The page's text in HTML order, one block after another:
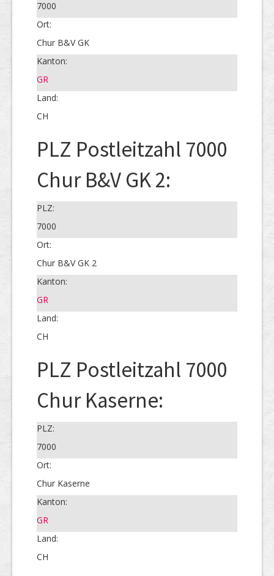
7000
Ort:
Chur B&V GK
Kanton:
GR
Land:
CH
PLZ Postleitzahl 7000
Chur B&V GK 2:
PLZ:
7000
Ort:
Chur B&V GK 2
Kanton:
GR
Land:
CH
PLZ Postleitzahl 7000
Chur Kaserne:
PLZ:
7000
Ort:
Chur Kaserne
Kanton:
GR
Land:
CH